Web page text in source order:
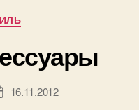
16.11.2012